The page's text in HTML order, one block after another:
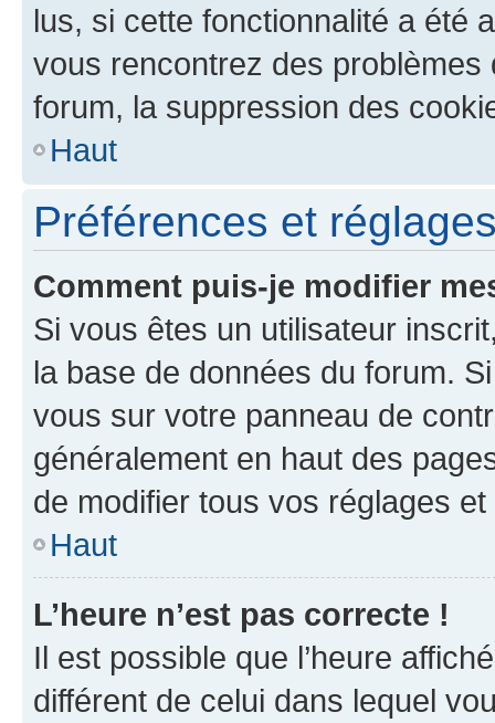
lus, si cette fonctionnalité a été
vous rencontrez des
forum, la suppression des
Haut
Préférences et
Comment puis-je modifier
Si vous êtes un utilisateur
la base de données du forum.
vous sur votre panneau de
généralement en haut des
de modifier tous vos réglages
Haut
L’heure n’est pas correcte !
Il est possible que l’heure
différent de celui dans lequel